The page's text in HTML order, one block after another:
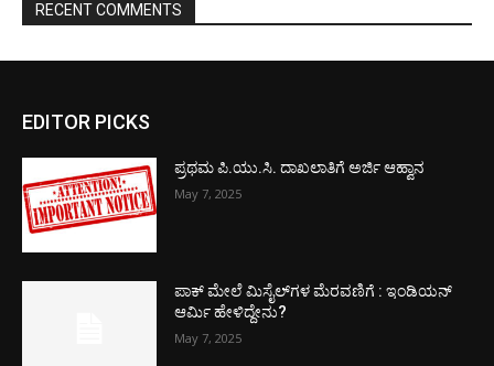
RECENT COMMENTS
EDITOR PICKS
ಪ್ರಥಮ ಪಿ.ಯು.ಸಿ. ದಾಖಲಾತಿಗೆ ಅರ್ಜಿ ಆಹ್ವಾನ
May 7, 2025
ಪಾಕ್​ ಮೇಲೆ ಮಿಸೈಲ್​ಗಳ ಮೆರವಣಿಗೆ : ಇಂಡಿಯನ್
ಆರ್ಮಿ ಹೇಳಿದ್ದೇನು?
May 7, 2025